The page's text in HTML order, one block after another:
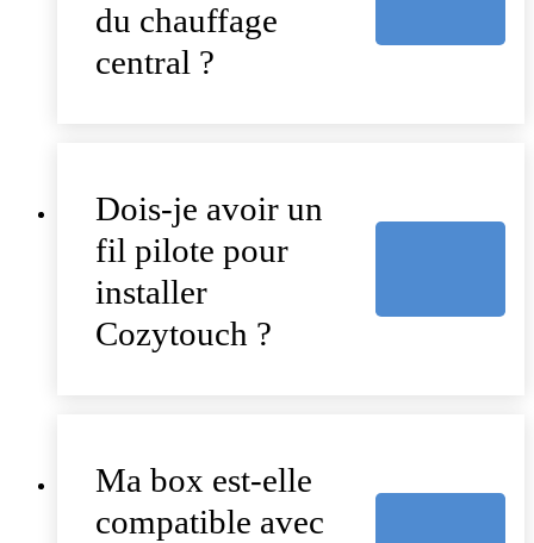
du chauffage
central ?
Dois-je avoir un
fil pilote pour
installer
Cozytouch ?
Ma box est-elle
compatible avec